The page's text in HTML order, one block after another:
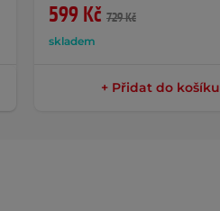
599 Kč 729 Kč
skladem
+ Přidat do košíku